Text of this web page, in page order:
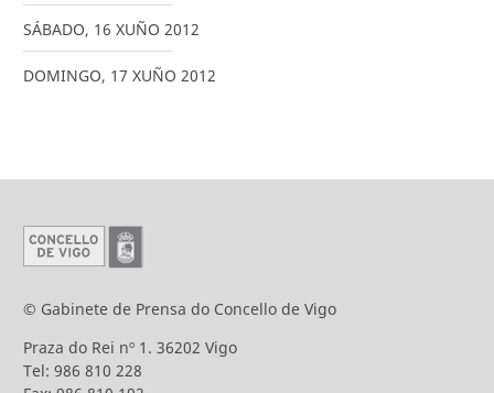
SÁBADO, 16 XUÑO 2012
DOMINGO, 17 XUÑO 2012
© Gabinete de Prensa do Concello de Vigo
Praza do Rei nº 1. 36202 Vigo
Tel: 986 810 228